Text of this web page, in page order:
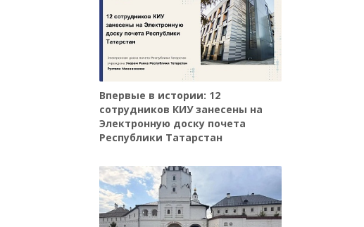
Впервые в истории: 12
сотрудников КИУ занесены на
Электронную доску почета
Республики Татарстан